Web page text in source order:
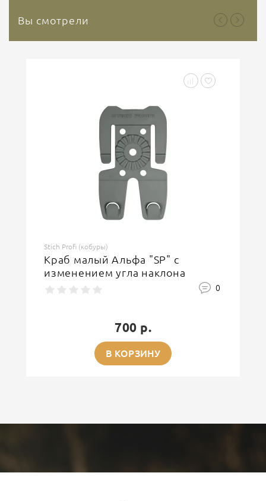
Вы смотрели
Stich Profi (кобуры)
Краб малый Альфа "SP" с
изменением угла наклона
0
700 р.
В КОРЗИНУ